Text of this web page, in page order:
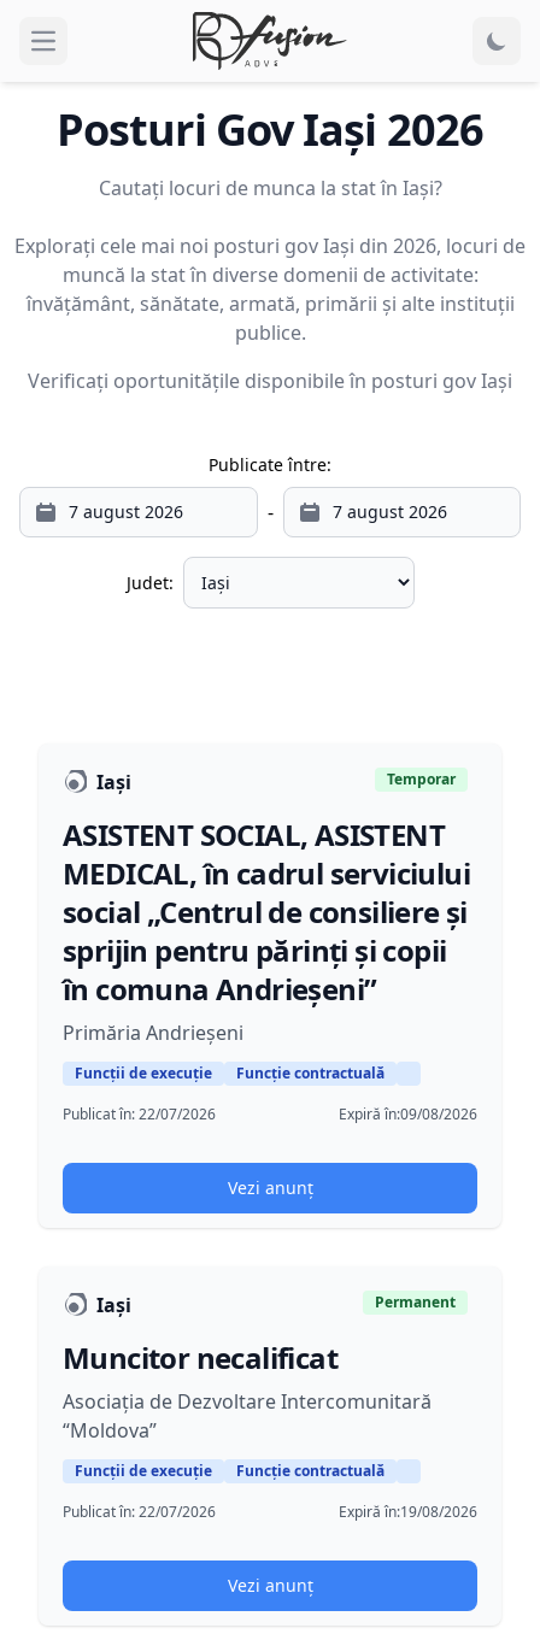
Open main menu
Posturi GovIaşi 2026
Cautați locuri de munca la stat în Iaşi?
Explorați cele mai noi posturi gov Iaşi din 2026, locuri de
muncă la stat în diverse domenii de activitate:
învățământ, sănătate, armată, primării și alte instituții
publice.
Verificați oportunitățile disponibile în posturi govIaşi
Publicate între:
-
Judet:
Iași Temporar
ASISTENT SOCIAL, ASISTENT
MEDICAL, în cadrul serviciului
social „Centrul de consiliere și
sprijin pentru părinți și copii
în comuna Andrieșeni”
Primăria Andrieșeni
Funcții de execuție
Funcție contractuală
Publicat în:22/07/2026 Expiră în:09/08/2026
Vezi anunț
Iași Permanent
Muncitor necalificat
Asociația de Dezvoltare Intercomunitară
“Moldova”
Funcții de execuție
Funcție contractuală
Publicat în:22/07/2026 Expiră în:19/08/2026
Vezi anunț